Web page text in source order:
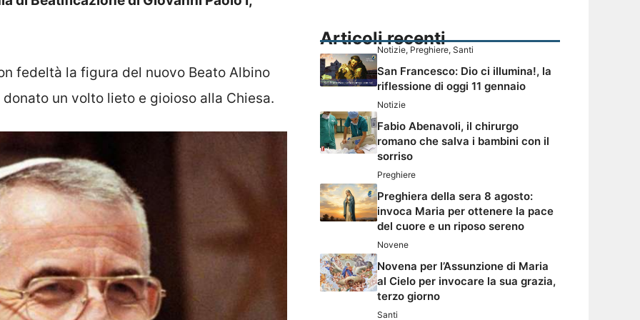
fedeltà la figura del nuovo Beato Albino
un volto lieto e gioioso alla Chiesa.
Articoli recenti
Notizie, Preghiere, Santi
San Francesco: Dio ci illumina!, la
riflessione di oggi 11 gennaio
Notizie
Fabio Abenavoli, il chirurgo
romano che salva i bambini con il
sorriso
Preghiere
Preghiera della sera 8 agosto:
invoca Maria per ottenere la pace
del cuore e un riposo sereno
Novene
Novena per l’Assunzione di Maria
al Cielo per invocare la sua grazia,
terzo giorno
Santi